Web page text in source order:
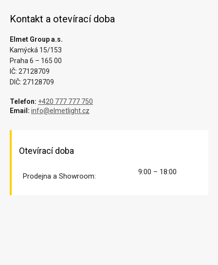
Kontakt a otevírací doba
Elmet Group a.s.
Kamýcká 15/153
Praha 6 – 165 00
IČ: 27128709
DIČ: 27128709
Telefon: +420 777 777 750
Email: info@elmetlight.cz
Otevírací doba
Prodejna a Showroom: 9:00 – 18:00